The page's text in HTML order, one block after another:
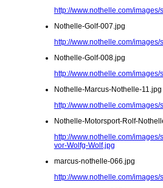
http://www.nothelle.com/
Nothelle-Golf-007.jpg
http://www.nothelle.com/
Nothelle-Golf-008.jpg
http://www.nothelle.com/
Nothelle-Marcus-Nothelle-11.jpg
http://www.nothelle.com/
Nothelle-Motorsport-Rolf-
http://www.nothelle.com/
vor-Wolfg-Wolf.jpg
marcus-nothelle-066.jpg
http://www.nothelle.com/